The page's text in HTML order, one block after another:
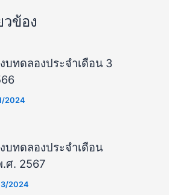
วข้อง
บทดลองประจำเดือน 3
2024
บทดลองประจำเดือน
ศ. 2567
2024